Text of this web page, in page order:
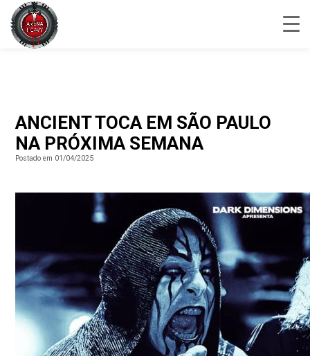
ANCIENT TOCA EM SÃO PAULO
NA PRÓXIMA SEMANA
Postado em 01/04/2025